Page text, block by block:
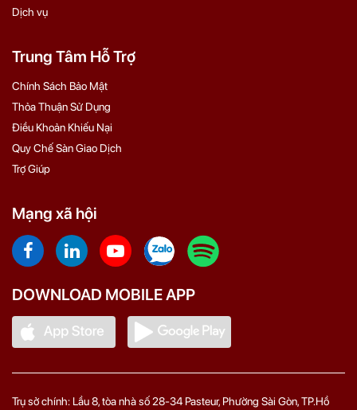
Dịch vụ
Trung Tâm Hỗ Trợ
Chính Sách Bảo Mật
Thỏa Thuận Sử Dụng
Điều Khoản Khiếu Nại
Quy Chế Sàn Giao Dịch
Trợ Giúp
Mạng xã hội
DOWNLOAD MOBILE APP
Trụ sở chính: Lầu 8, tòa nhà số 28-34 Pasteur, Phường Sài Gòn, TP.Hồ